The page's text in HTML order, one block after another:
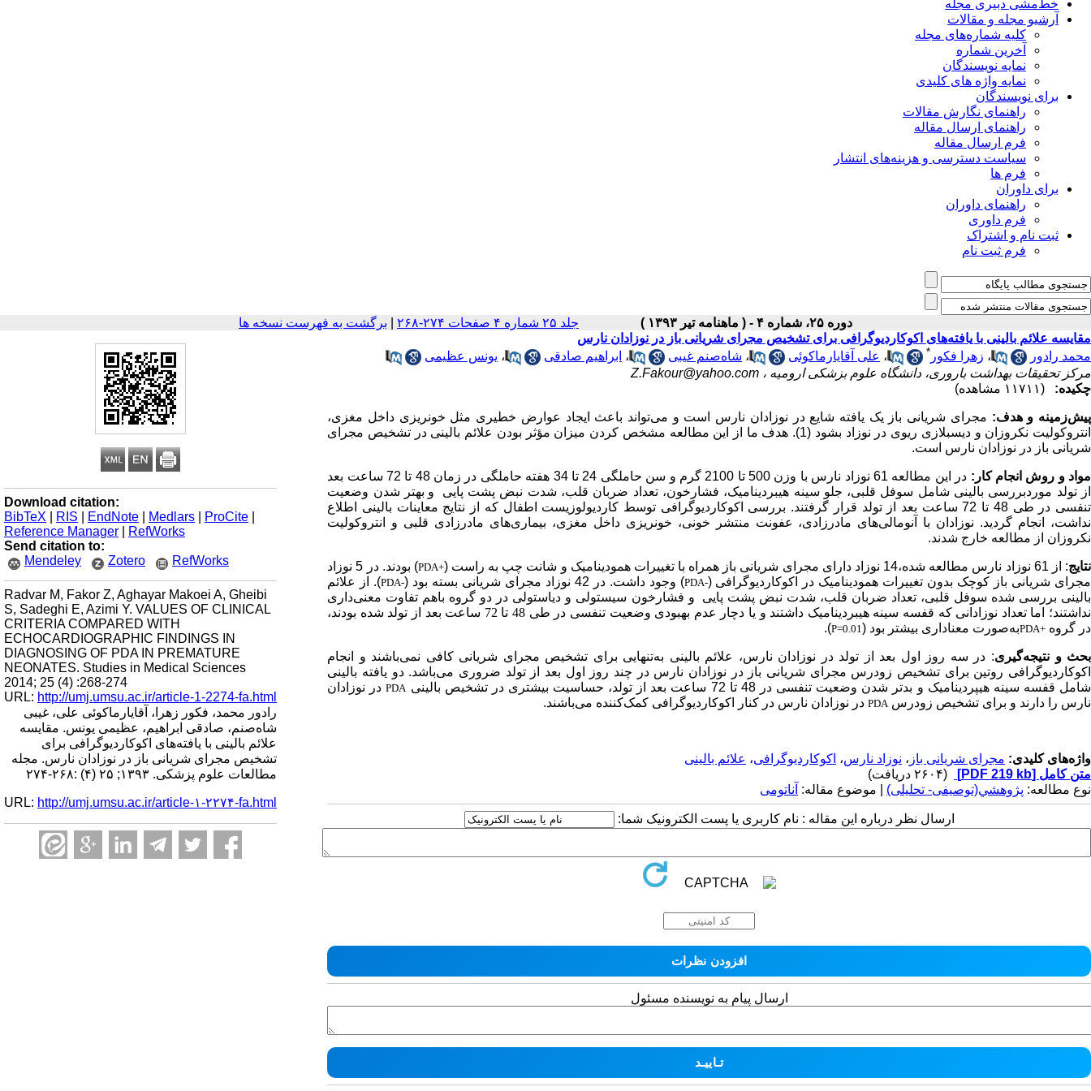
خط‌مشی دبیری مجله
آرشیو مجله و مقالات
کلیه شماره‌های مجله
آخرین شماره
نمایه نویسندگان
نمایه واژه های کلیدی
برای نویسندگان
راهنمای نگارش مقالات
راهنمای ارسال مقاله
فرم ارسال مقاله
سیاست دسترسی و هزینه‌های انتشار
فرم ها
برای داوران
راهنمای داوران
فرم داوری
ثبت نام و اشتراک
فرم ثبت نام
دوره ۲۵، شماره ۴ - ( ماهنامه تیر ۱۳۹۳ ) جلد ۲۵ شماره ۴ صفحات ۲۷۴-۲۶۸ برگشت به فهرست نسخه ها
Download citation:
BibTeX
RIS EndNote Medlars ProCite
Reference Manager
RefWorks
Send citation to:
Mendeley
Zotero RefWorks
Radvar M, Fakor Z, Aghayar Makoei A, Gheibi
S, Sadeghi E, Azimi Y. VALUES OF CLINICAL
CRITERIA COMPARED WITH
ECHOCARDIOGRAPHIC FINDINGS IN
DIAGNOSING OF PDA IN PREMATURE
NEONATES. Studies in Medical Sciences
2014; 25 (4) :268-274
URL: http://umj.umsu.ac.ir/article-1-2274-fa.html
رادور محمد، فکور زهرا، آقایارماکوئی علی، غیبی
شاه‌صنم، صادقی ابراهیم، عظیمی یونس. مقایسه
علائم بالینی با یافته‌های اکوکاردیوگرافی برای
تشخیص مجرای شریانی باز در نوزادان نارس. مجله
مطالعات علوم پزشکی. ۱۳۹۳; ۲۵ (۴) :۲۶۸-۲۷۴
URL: http://umj.umsu.ac.ir/article-۱-۲۲۷۴-fa.html
مقایسه علائم بالینی با یافته‌های اکوکاردیوگرافی برای تشخیص مجرای شریانی باز در نوزادان نارس
محمد رادور
، زهرا فکور * ، علی آقایارماکوئی ، شاه‌صنم غیبی ، ابراهیم صادقی ، یونس عظیمی
مرکز تحقیقات بهداشت باروری، دانشگاه علوم بزشکی ارومیه ، Z.Fakour@yahoo.com
چکیده:
(۱۱۷۱۱ مشاهده)
پیش‌زمینه و هدف: مجرای شریانی باز یک یافته شایع در نوزادان نارس است و می‌تواند باعث ایجاد عوارض خطیری مثل خونریزی داخل مغزی،
انتروکولیت نکروزان و دیسبلازی ریوی در نوزاد بشود (1). هدف ما از این مطالعه مشخص کردن میزان مؤثر بودن علائم بالینی در تشخیص مجرای
شریانی باز در نوزادان نارس است.
مواد و روش انجام کار:
در این مطالعه 61 نوزاد نارس با وزن 500 تا 2100 گرم و سن حاملگی 24 تا 34 هفته حاملگی در زمان 48 تا 72 ساعت بعد
از تولد موردبررسی بالینی شامل سوفل قلبی، جلو سینه هیبردینامیک، فشارخون، تعداد ضربان قلب، شدت نبض پشت پایی
و بهتر شدن وضعیت
تنفسی در طی 48 تا 72 ساعت بعد از تولد قرار گرفتند. بررسی اکوکاردیوگرافی توسط کاردیولوزیست اطفال که از نتایج معاینات بالینی اطلاع
نداشت، انجام گردید. نوزادان با آنومالی‌های مادرزادی، عفونت منتشر خونی، خونریزی داخل مغزی، بیماری‌های مادرزادی قلبی و انتروکولیت
نکروزان از مطالعه خارج شدند.
نتایج: از 61 نوزاد نارس مطالعه شده،14 نوزاد دارای مجرای شریانی باز همراه با تغییرات همودینامیک و شانت چپ به راست ( PDA+
) بودند. در 5 نوزاد
مجرای شریانی باز کوچک بدون تغییرات همودینامیک در اکوکاردیوگرافی (PDA-) وجود داشت. در 42 نوزاد مجرای شریانی بسته بود ( PDA-). از علائم
بالینی بررسی شده سوفل قلبی، تعداد ضربان قلب، شدت نبض پشت پایی
و فشارخون سیستولی و دیاستولی در دو گروه باهم تفاوت معنی‌داری
نداشتند؛ اما تعداد نوزادانی که قفسه سینه هیبردینامیک داشتند و یا دچار عدم بهبودی وضعیت تنفسی در طی 48 تا 72 ساعت بعد از تولد شده بودند،
در گروه PDA+به‌صورت معناداری بیشتر بود (P=0.01
).
بحث و نتیجه‌گیری: در سه روز اول بعد از تولد در نوزادان نارس، علائم بالینی به‌تنهایی برای تشخیص مجرای شریانی کافی نمی‌باشند و انجام
اکوکاردیوگرافی روتین برای تشخیص زودرس مجرای شریانی باز در نوزادان نارس در چند روز اول بعد از تولد ضروری می‌باشد. دو یافته بالینی
شامل قفسه سینه هیپردینامیک و بدتر شدن وضعیت تنفسی در 48 تا 72 ساعت بعد از تولد، حساسیت بیشتری در تشخیص بالینی
PDAدر نوزادان
نارس را دارند و برای تشخیص زودرس PDA در نوزادان نارس در کنار اکوکاردیوگرافی کمک‌کننده می‌باشند.
واژه‌های کلیدی: مجرای شریانی باز ، نوزاد نارس، اکوکاردیوگرافی، علائم بالینی
متن کامل [PDF 219 kb]
(۲۶۰۴ دریافت)
نوع مطالعه: پژوهشي(توصیفی- تحلیلی) | موضوع مقاله: آناتومی
ارسال نظر درباره این مقاله : نام کاربری یا پست الکترونیک شما:
ارسال پیام به نویسنده مسئول